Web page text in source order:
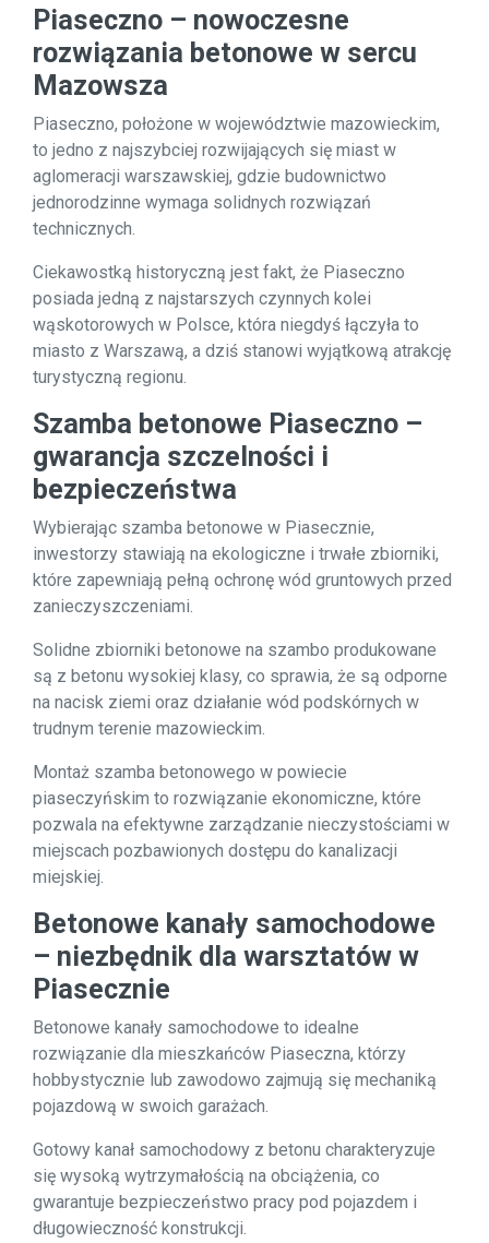
Piaseczno – nowoczesne
rozwiązania betonowe w sercu
Mazowsza
Piaseczno, położone w województwie mazowieckim,
to jedno z najszybciej rozwijających się miast w
aglomeracji warszawskiej, gdzie budownictwo
jednorodzinne wymaga solidnych rozwiązań
technicznych.
Ciekawostką historyczną jest fakt, że Piaseczno
posiada jedną z najstarszych czynnych kolei
wąskotorowych w Polsce, która niegdyś łączyła to
miasto z Warszawą, a dziś stanowi wyjątkową atrakcję
turystyczną regionu.
Szamba betonowe Piaseczno –
gwarancja szczelności i
bezpieczeństwa
Wybierając szamba betonowe w Piasecznie,
inwestorzy stawiają na ekologiczne i trwałe zbiorniki,
które zapewniają pełną ochronę wód gruntowych przed
zanieczyszczeniami.
Solidne zbiorniki betonowe na szambo produkowane
są z betonu wysokiej klasy, co sprawia, że są odporne
na nacisk ziemi oraz działanie wód podskórnych w
trudnym terenie mazowieckim.
Montaż szamba betonowego w powiecie
piaseczyńskim to rozwiązanie ekonomiczne, które
pozwala na efektywne zarządzanie nieczystościami w
miejscach pozbawionych dostępu do kanalizacji
miejskiej.
Betonowe kanały samochodowe
– niezbędnik dla warsztatów w
Piasecznie
Betonowe kanały samochodowe to idealne
rozwiązanie dla mieszkańców Piaseczna, którzy
hobbystycznie lub zawodowo zajmują się mechaniką
pojazdową w swoich garażach.
Gotowy kanał samochodowy z betonu charakteryzuje
się wysoką wytrzymałością na obciążenia, co
gwarantuje bezpieczeństwo pracy pod pojazdem i
długowieczność konstrukcji.